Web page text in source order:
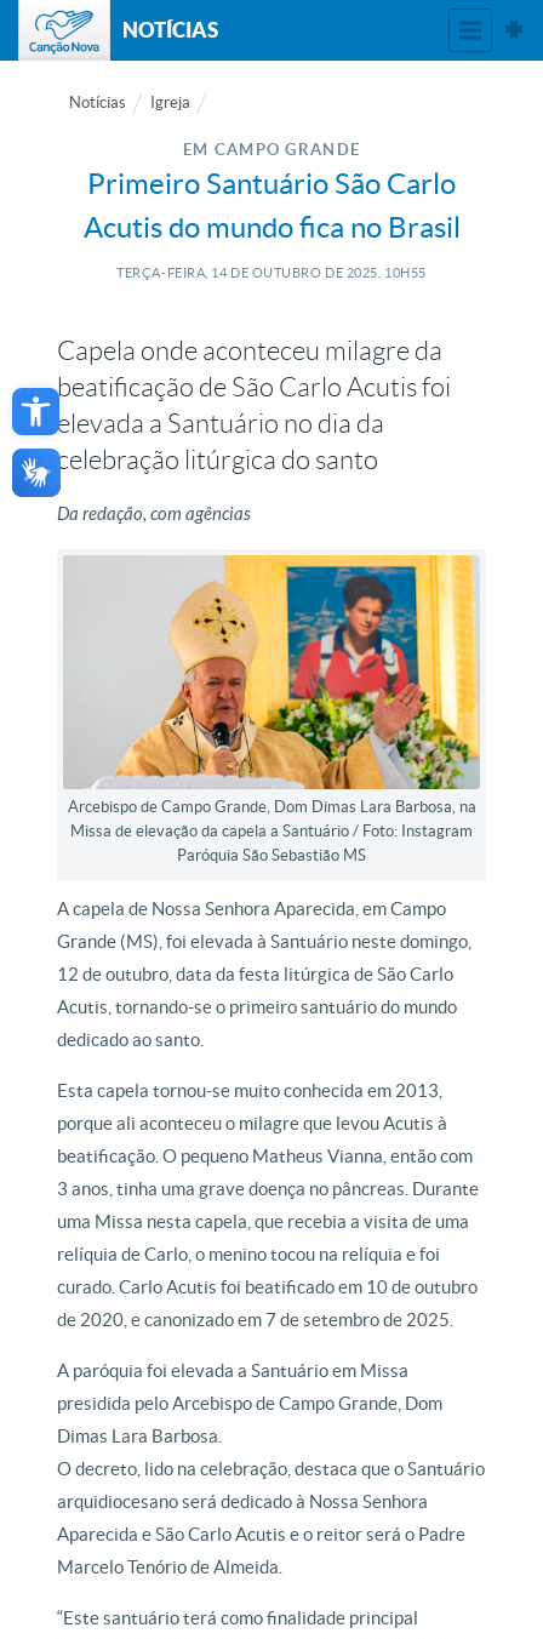
Open toolbar
NOTÍCIAS
Notícias Igreja
EM CAMPO GRANDE
Primeiro Santuário São Carlo
Acutis do mundo fica no Brasil
TERÇA-FEIRA, 14 DE OUTUBRO DE 2025, 10H55
Capela onde aconteceu milagre da
beatificação de São Carlo Acutis foi
elevada a Santuário no dia da
celebração litúrgica do santo
Da redação, com agências
Arcebispo de Campo Grande, Dom Dimas Lara Barbosa, na
Missa de elevação da capela a Santuário / Foto: Instagram
Paróquia São Sebastião MS
A capela de Nossa Senhora Aparecida, em Campo
Grande (MS), foi elevada à Santuário neste domingo,
12 de outubro, data da festa litúrgica de São Carlo
Acutis, tornando-se o primeiro santuário do mundo
dedicado ao santo.
Esta capela tornou-se muito conhecida em 2013,
porque ali aconteceu o milagre que levou Acutis à
beatificação. O pequeno Matheus Vianna, então com
3 anos, tinha uma grave doença no pâncreas. Durante
uma Missa nesta capela, que recebia a visita de uma
relíquia de Carlo, o menino tocou na relíquia e foi
curado. Carlo Acutis foi beatificado em 10 de outubro
de 2020, e canonizado em 7 de setembro de 2025.
A paróquia foi elevada a Santuário em Missa
presidida pelo Arcebispo de Campo Grande, Dom
Dimas Lara Barbosa.
O decreto, lido na celebração, destaca que o Santuário
arquidiocesano será dedicado à Nossa Senhora
Aparecida e São Carlo Acutis e o reitor será o Padre
Marcelo Tenório de Almeida.
“Este santuário terá como finalidade principal